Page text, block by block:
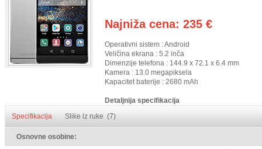
Najniža cena: 235 €
Operativni sistem : Android
Veličina ekrana : 5.2 inča
Dimenzije telefona : 144.9 x 72.1 x 6.4 mm
Kamera : 13.0 megapiksela
Kapacitet baterije : 2680 mAh
Detaljnija specifikacija
Specifikacija
Slike iz ruke (7)
Osnovne osobine: